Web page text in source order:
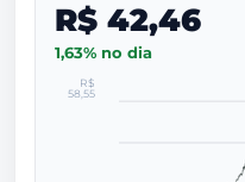
R$ 42,46
1,63% no dia
R$
58,55